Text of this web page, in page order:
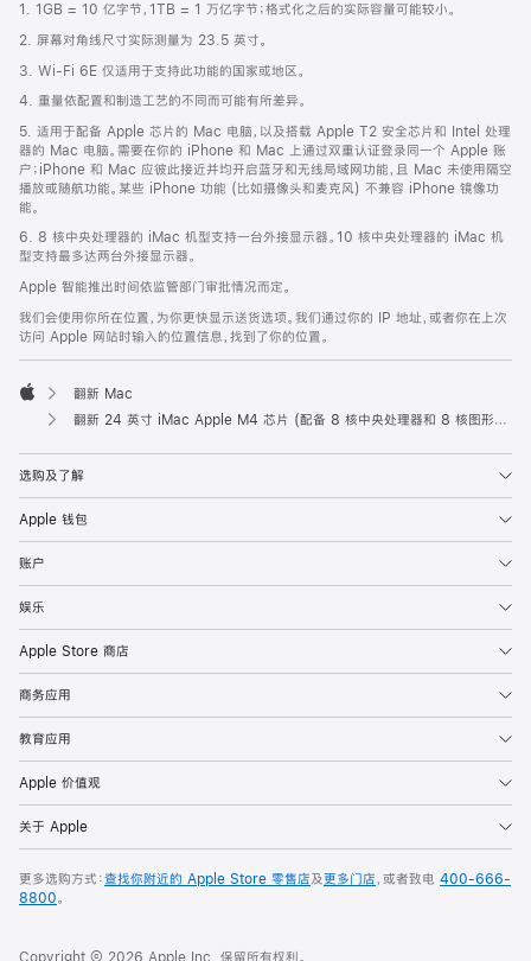
页
脚
注
1. 1GB = 10 亿字节，1TB = 1 万亿字节；格式化之后的实际容量可能较小。
2. 屏幕对角线尺寸实际测量为 23.5 英寸。
3. Wi-Fi 6E 仅适用于支持此功能的国家或地区。
4. 重量依配置和制造工艺的不同而可能有所差异。
5. 适用于配备 Apple 芯片的 Mac 电脑，以及搭载 Apple T2 安全芯片和 Intel 处理
器的 Mac 电脑。需要在你的 iPhone 和 Mac 上通过双重认证登录同一个 Apple 账
户；iPhone 和 Mac 应彼此接近并均开启蓝牙和无线局域网功能，且 Mac 未使用隔空
播放或随航功能。某些 iPhone 功能 (比如摄像头和麦克风) 不兼容 iPhone 镜像功
能。
6. 8 核中央处理器的 iMac 机型支持一台外接显示器。10 核中央处理器的 iMac 机
型支持最多达两台外接显示器。
Apple 智能推出时间依监管部门审批情况而定。
我们会使用你所在位置，为你更快显示送货选项。我们通过你的 IP 地址，或者你在上次
访问 Apple 网站时输入的位置信息，找到了你的位置。
Apple
翻新 Mac
翻新 24 英寸 iMac Apple M4 芯片 (配备 8 核中央处理器和 8 核图形处理器) - 紫色
选购及了解
Apple 钱包
账户
娱乐
Apple Store 商店
商务应用
教育应用
Apple 价值观
关于 Apple
更多选购方式：查找你附近的 Apple Store 零售店及更多门店，或者致电 400-666-
8800。
Copyright © 2026 Apple Inc. 保留所有权利。